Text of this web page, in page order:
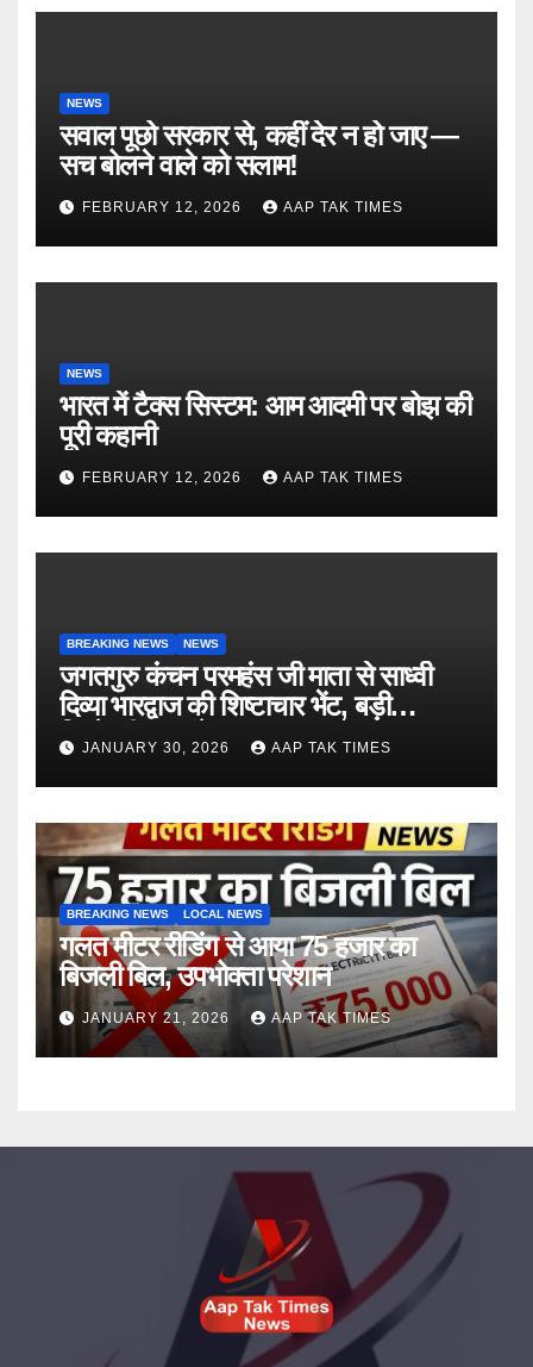
NEWS
सवाल पूछो सरकार से, कहीं देर न हो जाए —
सच बोलने वाले को सलाम!
FEBRUARY 12, 2026 AAP TAK TIMES
NEWS
भारत में टैक्स सिस्टम: आम आदमी पर बोझ की
पूरी कहानी
FEBRUARY 12, 2026 AAP TAK TIMES
BREAKING NEWS NEWS
जगतगुरु कंचन परमहंस जी माता से साध्वी
दिव्या भारद्वाज की शिष्टाचार भेंट, बड़ी
जिम्मेदारी का संकेत
JANUARY 30, 2026 AAP TAK TIMES
BREAKING NEWS LOCAL NEWS
गलत मीटर रीडिंग से आया 75 हजार का
बिजली बिल, उपभोक्ता परेशान
JANUARY 21, 2026 AAP TAK TIMES